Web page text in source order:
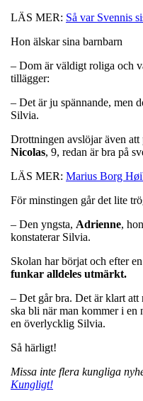
LÄS MER: Så var Svennis
Hon älskar sina barnbarn
– Dom är väldigt roliga och
tillägger:
– Det är ju spännande, men
Silvia.
Drottningen avslöjar även att
Nicolas, 9, redan är bra på
LÄS MER: Marius Borg
För minstingen går det lite
– Den yngsta, Adrienne,
konstaterar Silvia.
Skolan har börjat och efter
funkar alldeles utmärkt.
– Det går bra. Det är klart
ska bli när man kommer i en
en överlycklig Silvia.
Så härligt!
Missa inte flera kungliga
Kungligt!